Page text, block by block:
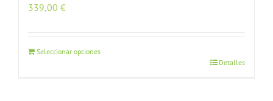
339,00 €
Seleccionar opciones
Detalles